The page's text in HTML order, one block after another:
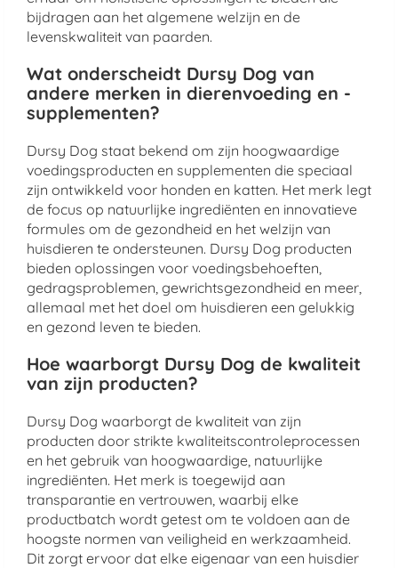
bijdragen aan het algemene welzijn en de
levenskwaliteit van paarden.
Wat onderscheidt Dursy Dog van
andere merken in dierenvoeding en -
supplementen?
Dursy Dog staat bekend om zijn hoogwaardige
voedingsproducten en supplementen die speciaal
zijn ontwikkeld voor honden en katten. Het merk legt
de focus op natuurlijke ingrediënten en innovatieve
formules om de gezondheid en het welzijn van
huisdieren te ondersteunen. Dursy Dog producten
bieden oplossingen voor voedingsbehoeften,
gedragsproblemen, gewrichtsgezondheid en meer,
allemaal met het doel om huisdieren een gelukkig
en gezond leven te bieden.
Hoe waarborgt Dursy Dog de kwaliteit
van zijn producten?
Dursy Dog waarborgt de kwaliteit van zijn
producten door strikte kwaliteitscontroleprocessen
en het gebruik van hoogwaardige, natuurlijke
ingrediënten. Het merk is toegewijd aan
transparantie en vertrouwen, waarbij elke
productbatch wordt getest om te voldoen aan de
hoogste normen van veiligheid en werkzaamheid.
Dit zorgt ervoor dat elke eigenaar van een huisdier